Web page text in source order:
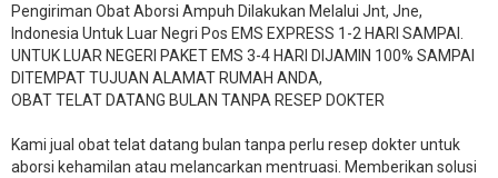
Pengiriman Obat Aborsi Ampuh Dilakukan Melalui Jnt, Jne,
Indonesia Untuk Luar Negri Pos EMS EXPRESS 1-2 HARI SAMPAI.
UNTUK LUAR NEGERI PAKET EMS 3-4 HARI DIJAMIN 100% SAMPAI
DITEMPAT TUJUAN ALAMAT RUMAH ANDA,
OBAT TELAT DATANG BULAN TANPA RESEP DOKTER
Kami jual obat telat datang bulan tanpa perlu resep dokter untuk
aborsi kehamilan atau melancarkan mentruasi. Memberikan solusi